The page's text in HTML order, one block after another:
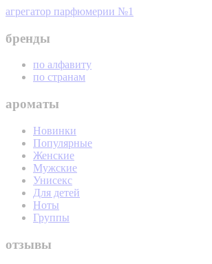
агрегатор парфюмерии №1
бренды
по алфавиту
по странам
ароматы
Новинки
Популярные
Женские
Мужские
Унисекс
Для детей
Ноты
Группы
отзывы